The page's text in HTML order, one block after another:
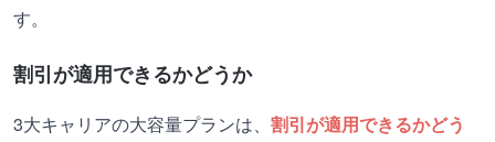
す。
割引が適用できるかどうか
3大キャリアの大容量プランは、 割引が適用できるかどう